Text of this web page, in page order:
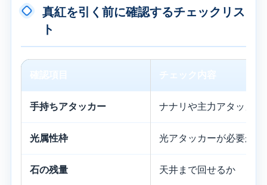
真紅を引く前に確認するチェックリス
ト
確認項目 チェック内容
手持ちアタッカー ナナリや主力アタッカ
光属性枠 光アタッカーが必要か
石の残量 天井まで回せるか